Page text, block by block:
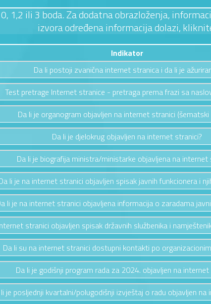
1,2 ili 3 boda. Za dodatna obrazloženja,
izvora određena informacija dolazi,
Indikator
Da li postoji zvanična internet stranica i da li je
Test pretrage Internet stranice - pretraga prema frazi sa
Da li je organogram objavljen na internet stranici (šematski
Da li je djelokrug objavljen na internet stranici?
Da li je biografija ministra/ministarke objavljena na internet
li je na internet stranici objavljen spisak javnih funkcionera i
li je na internet stranici objavljena informacija o zaradama
stranici objavljen spisak državnih službenika i
Da li su na internet stranici dostupni kontakti po
Da li je godišnji program rada za 2024. objavljen na
je posljednji kvartalni/polugodišnji izvještaj o radu objavljen na